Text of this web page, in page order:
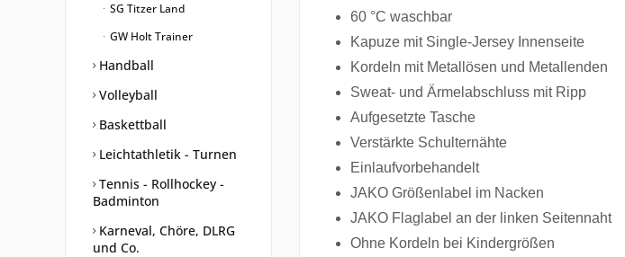
SG Titzer Land
GW Holt Trainer
Handball
Volleyball
Baskettball
Leichtathletik - Turnen
Tennis - Rollhockey -
Badminton
Karneval, Chöre, DLRG
und Co.
60 °C waschbar
Kapuze mit Single-Jersey Innenseite
Kordeln mit Metallösen und Metallenden
Sweat- und Ärmelabschluss mit Ripp
Aufgesetzte Tasche
Verstärkte Schulternähte
Einlaufvorbehandelt
JAKO Größenlabel im Nacken
JAKO Flaglabel an der linken Seitennaht
Ohne Kordeln bei Kindergrößen